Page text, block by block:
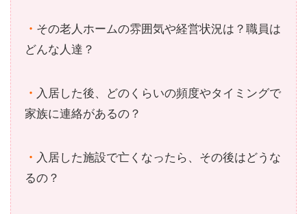
・ その老人ホームの雰囲気や経営状況は？職員は
どんな人達？
・ 入居した後、どのくらいの頻度やタイミングで
家族に連絡があるの？
・ 入居した施設で亡くなったら、その後はどうな
るの？